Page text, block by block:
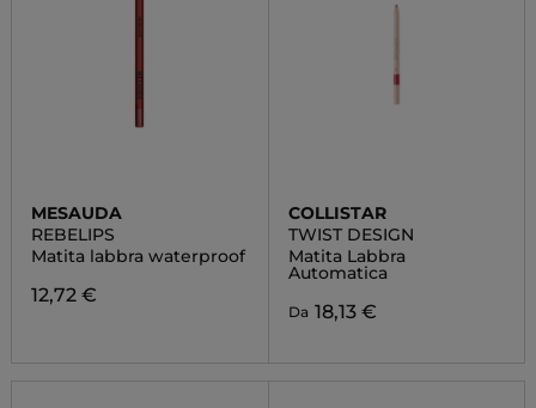
MESAUDA
REBELIPS
Matita labbra waterproof
12,72 €
COLLISTAR
TWIST DESIGN
Matita Labbra
Automatica
Da 18,13 €